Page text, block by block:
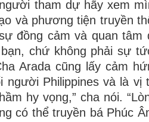
tham dự hãy xem
và phương tiện truyền
đồng cảm và quan tâm
chứ không phải sự
Arada cũng lấy cảm
người Philippines và là
hy vọng,” cha nói.
có thể truyền bá Phúc